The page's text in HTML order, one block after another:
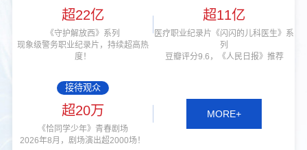
超22亿
《守护解放西》系列
现象级警务职业纪录片，持续超高热
度！
超11亿
医疗职业纪录片《闪闪的儿科医生》系
列
豆瓣评分9.6，《人民日报》推荐
接待观众
超20万
《恰同学少年》青春剧场
2026年8月，剧场演出超2000场！
MORE+